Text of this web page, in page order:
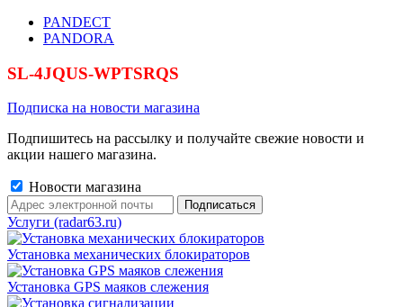
PANDECT
PANDORA
SL-4JQUS-WPTSRQS
Подписка на новости магазина
Подпишитесь на рассылку и получайте свежие новости и
акции нашего магазина.
Новости магазина
Услуги (radar63.ru)
Установка механических блокираторов
Установка GPS маяков слежения